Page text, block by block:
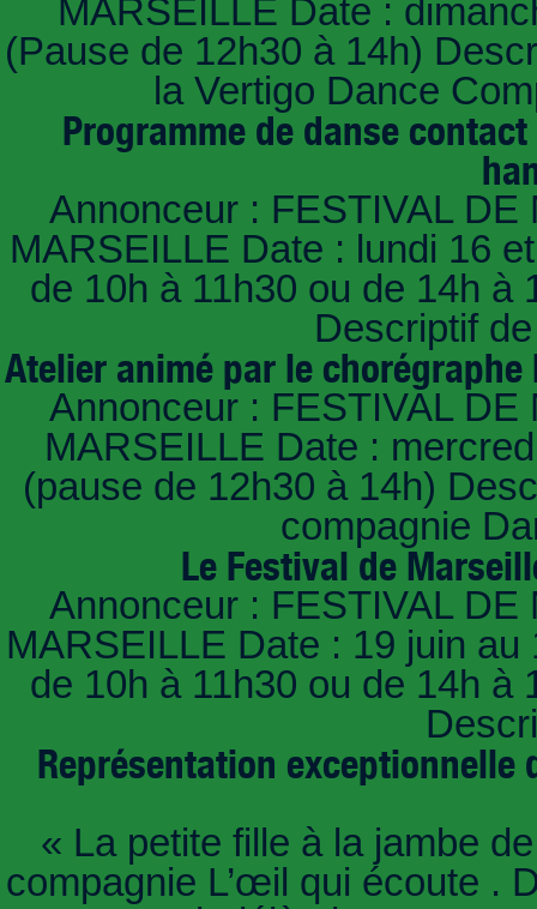
MARSEILLE Date :
(Pause de 12h30 à 14h)
la Vertigo Dance
Programme de danse
Annonceur : FESTIVAL
MARSEILLE Date : lundi 16
de 10h à 11h30 ou de 14h à
Descriptif
Atelier animé par le
Annonceur : FESTIVAL
MARSEILLE Date :
(pause de 12h30 à 14h)
compagnie
Le Festival de
Annonceur : FESTIVAL
MARSEILLE Date : 19 juin
de 10h à 11h30 ou de 14h à
Représentation
« La petite fille à la jambe
compagnie L’œil qui écoute .